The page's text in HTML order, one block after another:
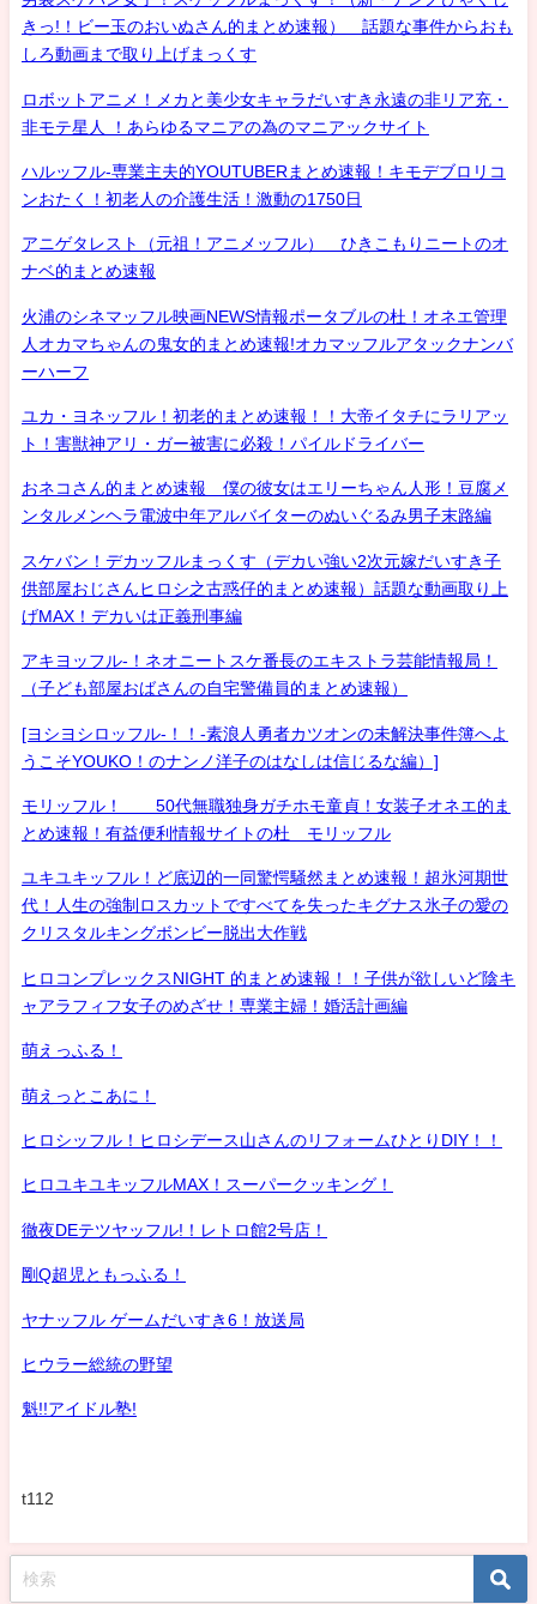
きっ!！ビー玉のおいぬさん的まとめ速報） 話題な事件からおも
しろ動画まで取り上げまっくす
ロボットアニメ！メカと美少女キャラだいすき永遠の非リア充・
非モテ星人 ！あらゆるマニアの為のマニアックサイト
ハルッフル-専業主夫的YOUTUBERまとめ速報！キモデブロリコ
ンおたく！初老人の介護生活！激動の1750日
アニゲタレスト（元祖！アニメッフル） ひきこもりニートのオ
ナベ的まとめ速報
火浦のシネマッフル映画NEWS情報ポータブルの杜！オネエ管理
人オカマちゃんの鬼女的まとめ速報!オカマッフルアタックナンバ
ーハーフ
ユカ・ヨネッフル！初老的まとめ速報！！大帝イタチにラリアッ
ト！害獣神アリ・ガー被害に必殺！パイルドライバー
おネコさん的まとめ速報 僕の彼女はエリーちゃん人形！豆腐メ
ンタルメンヘラ電波中年アルバイターのぬいぐるみ男子末路編
スケバン！デカッフルまっくす（デカい強い2次元嫁だいすき子
供部屋おじさんヒロシ之古惑仔的まとめ速報）話題な動画取り上
げMAX！デカいは正義刑事編
アキヨッフル-！ネオニートスケ番長のエキストラ芸能情報局！
（子ども部屋おばさんの自宅警備員的まとめ速報）
[ヨシヨシロッフル-！！-素浪人勇者カツオンの未解決事件簿へよ
うこそYOUKO！のナンノ洋子のはなしは信じるな編）]
モリッフル！ 50代無職独身ガチホモ童貞！女装子オネエ的ま
とめ速報！有益便利情報サイトの杜 モリッフル
ユキユキッフル！ど底辺的一同驚愕騒然まとめ速報！超氷河期世
代！人生の強制ロスカットですべてを失ったキグナス氷子の愛の
クリスタルキングボンビー脱出大作戦
ヒロコンプレックスNIGHT 的まとめ速報！！子供が欲しいど陰キ
ャアラフィフ女子のめざせ！専業主婦！婚活計画編
萌えっふる！
萌えっとこあに！
ヒロシッフル！ヒロシデース山さんのリフォームひとりDIY！！
ヒロユキユキッフルMAX！スーパークッキング！
徹夜DEテツヤッフル!！レトロ館2号店！
剛Q超児ともっふる！
ヤナッフル ゲームだいすき6！放送局
ヒウラー総統の野望
魁!!アイドル塾!
t112